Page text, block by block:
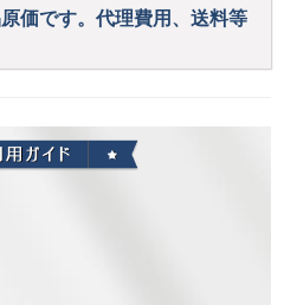
価です。代理費用、送料等